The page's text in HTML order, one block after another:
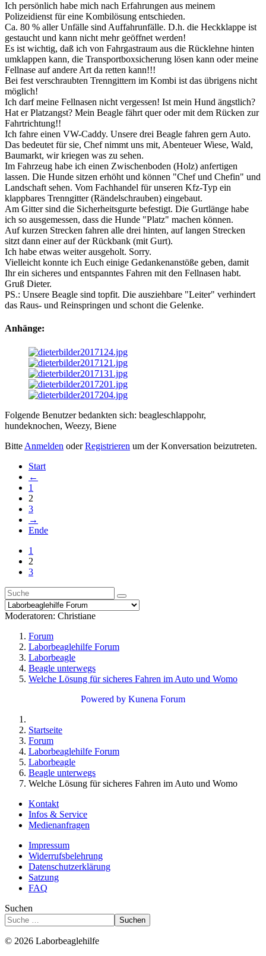
Ich persönlich habe mich nach Erfahrungen aus meinem
Polizeidienst für eine Kombilösung entschieden.
Ca. 80 % aller Unfälle sind Auffahrunfälle. D.h. die Heckklappe ist
gestaucht und kann nicht mehr geöffnet werden!
Es ist wichtig, daß ich von Fahrgastraum aus die Rücklehne hinten
umklappen kann, die Transportboxsicherung lösen kann oder meine
Fellnase auf andere Art da retten kann!!!
Bei fest verschraubten Trenngittern im Kombi ist das übrigens nicht
möglich!
Ich darf meine Fellnasen nicht vergessen! Ist mein Hund ängstlich?
Hat er Platzangst? Mein Beagle fährt quer oder mit dem Rücken zur
Fahrtrichtung!!
Ich fahre einen VW-Caddy. Unsere drei Beagle fahren gern Auto.
Das bedeutet für sie, Chef nimmt uns mit, Abenteuer Wiese, Wald,
Baumarkt, wir kriegen was zu sehen.
Im Fahrzeug habe ich einen Zwischenboden (Holz) anfertigen
lassen. Die Hunde sitzen erhöht und können "Chef und Chefin" und
Landschaft sehen. Vom Fachhandel für unseren Kfz-Typ ein
klappbares Trenngitter (Rändelschrauben) eingebaut.
Am Gitter sind die Sicherheitsgurte befestigt. Die Gurtlänge habe
ich so ausgemessen, dass die Hunde "Platz" machen können.
Auf kurzen Strecken fahren alle drei hinten, auf langen Strecken
sitzt dann einer auf der Rückbank (mit Gurt).
Ich habe etwas weiter ausgeholt. Sorry.
Vielleicht konnte ich Euch einige Gedankenanstöße geben, damit
Ihr ein sicheres und entspanntes Fahren mit den Fellnasen habt.
Gruß Dieter.
PS.: Unsere Beagle sind topfit. Die ausziehbare "Leiter" verhindert
das Raus- und Reinspringen und schont die Gelenke.
Anhänge:
Folgende Benutzer bedankten sich: beagleschlappohr,
hundeknochen, Weezy, Biene
Bitte Anmelden oderRegistrieren um der Konversation beizutreten.
Start
←
1
2
3
→
Ende
1
2
3
Moderatoren: Christiane
Forum
Laborbeaglehilfe Forum
Laborbeagle
Beagle unterwegs
Welche Lösung für sicheres Fahren im Auto und Womo
Powered by Kunena Forum
Startseite
Forum
Laborbeaglehilfe Forum
Laborbeagle
Beagle unterwegs
Welche Lösung für sicheres Fahren im Auto und Womo
Kontakt
Infos & Service
Medienanfragen
Impressum
Widerrufsbelehrung
Datenschutzerklärung
Satzung
FAQ
Suchen
Suchen
© 2026 Laborbeaglehilfe